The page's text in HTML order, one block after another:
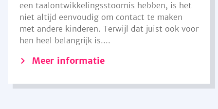
een taalontwikkelingsstoornis hebben, is het
niet altijd eenvoudig om contact te maken
met andere kinderen. Terwijl dat juist ook voor
hen heel belangrijk is....
Meer informatie